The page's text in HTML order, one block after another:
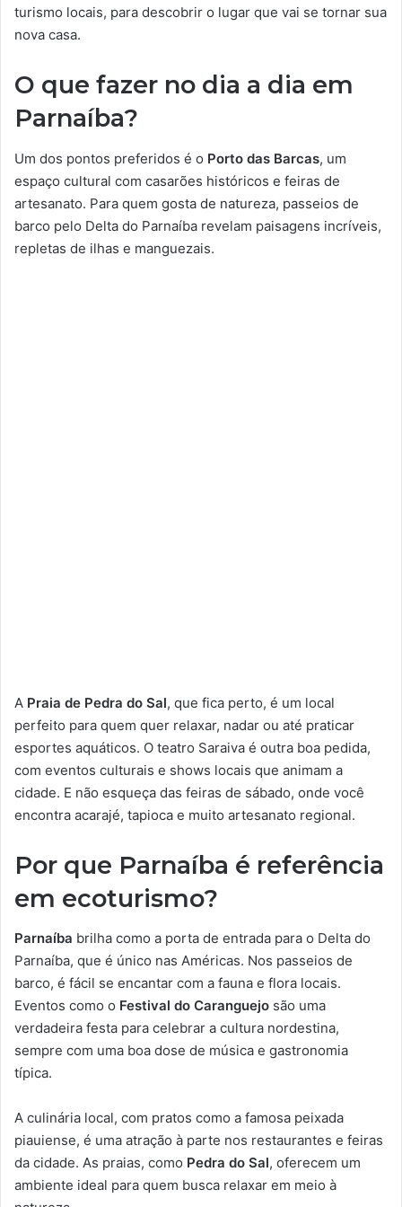
turismo locais, para descobrir o lugar que vai se tornar sua
nova casa.
O que fazer no dia a dia em
Parnaíba?
Um dos pontos preferidos é o Porto das Barcas, um
espaço cultural com casarões históricos e feiras de
artesanato. Para quem gosta de natureza, passeios de
barco pelo Delta do Parnaíba revelam paisagens incríveis,
repletas de ilhas e manguezais.
A Praia de Pedra do Sal, que fica perto, é um local
perfeito para quem quer relaxar, nadar ou até praticar
esportes aquáticos. O teatro Saraiva é outra boa pedida,
com eventos culturais e shows locais que animam a
cidade. E não esqueça das feiras de sábado, onde você
encontra acarajé, tapioca e muito artesanato regional.
Por que Parnaíba é referência
em ecoturismo?
Parnaíba brilha como a porta de entrada para o Delta do
Parnaíba, que é único nas Américas. Nos passeios de
barco, é fácil se encantar com a fauna e flora locais.
Eventos como o Festival do Caranguejo são uma
verdadeira festa para celebrar a cultura nordestina,
sempre com uma boa dose de música e gastronomia
típica.
A culinária local, com pratos como a famosa peixada
piauiense, é uma atração à parte nos restaurantes e feiras
da cidade. As praias, como Pedra do Sal, oferecem um
ambiente ideal para quem busca relaxar em meio à